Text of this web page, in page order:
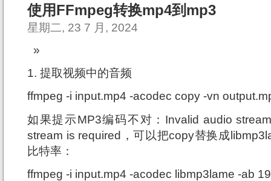
使用FFmpeg转换mp4到mp3
星期二, 23 7 月, 2024
1. 提取视频中的音频
ffmpeg -i input.mp4 -acodec copy -vn
如果提示MP3编码不对：Invalid audio
stream is required，可以把copy替换成
比特率：
ffmpeg -i input.mp4 -acodec libmp3lame -ab